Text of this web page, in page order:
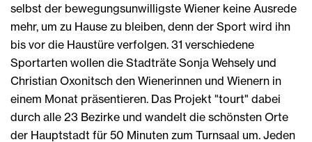
selbst der bewegungsunwilligste Wiener keine Ausrede
mehr, um zu Hause zu bleiben, denn der Sport wird ihn
bis vor die Haustüre verfolgen. 31 verschiedene
Sportarten wollen die Stadträte Sonja Wehsely und
Christian Oxonitsch den Wienerinnen und Wienern in
einem Monat präsentieren. Das Projekt "tourt" dabei
durch alle 23 Bezirke und wandelt die schönsten Orte
der Hauptstadt für 50 Minuten zum Turnsaal um. Jeden